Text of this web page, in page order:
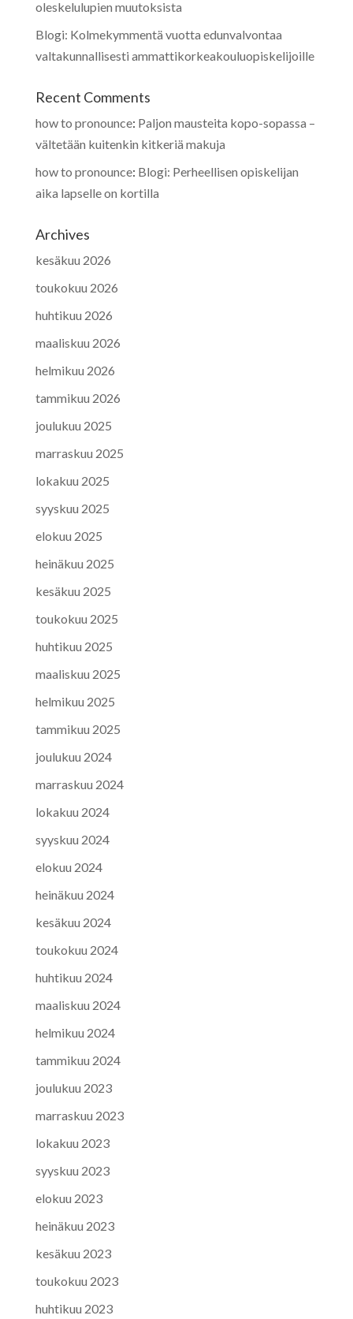
oleskelulupien muutoksista
Blogi: Kolmekymmentä vuotta edunvalvontaa
valtakunnallisesti ammattikorkeakouluopiskelijoille
Recent Comments
how to pronounce: Paljon mausteita kopo-sopassa –
vältetään kuitenkin kitkeriä makuja
how to pronounce: Blogi: Perheellisen opiskelijan
aika lapselle on kortilla
Archives
kesäkuu 2026
toukokuu 2026
huhtikuu 2026
maaliskuu 2026
helmikuu 2026
tammikuu 2026
joulukuu 2025
marraskuu 2025
lokakuu 2025
syyskuu 2025
elokuu 2025
heinäkuu 2025
kesäkuu 2025
toukokuu 2025
huhtikuu 2025
maaliskuu 2025
helmikuu 2025
tammikuu 2025
joulukuu 2024
marraskuu 2024
lokakuu 2024
syyskuu 2024
elokuu 2024
heinäkuu 2024
kesäkuu 2024
toukokuu 2024
huhtikuu 2024
maaliskuu 2024
helmikuu 2024
tammikuu 2024
joulukuu 2023
marraskuu 2023
lokakuu 2023
syyskuu 2023
elokuu 2023
heinäkuu 2023
kesäkuu 2023
toukokuu 2023
huhtikuu 2023